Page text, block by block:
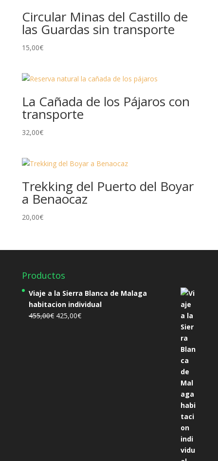
Circular Minas del Castillo de
las Guardas sin transporte
15,00€
La Cañada de los Pájaros con
transporte
32,00€
Trekking del Puerto del Boyar
a Benaocaz
20,00€
Productos
Viaje a la Sierra Blanca de Malaga
habitacion individual
455,00€ El
425,00€El